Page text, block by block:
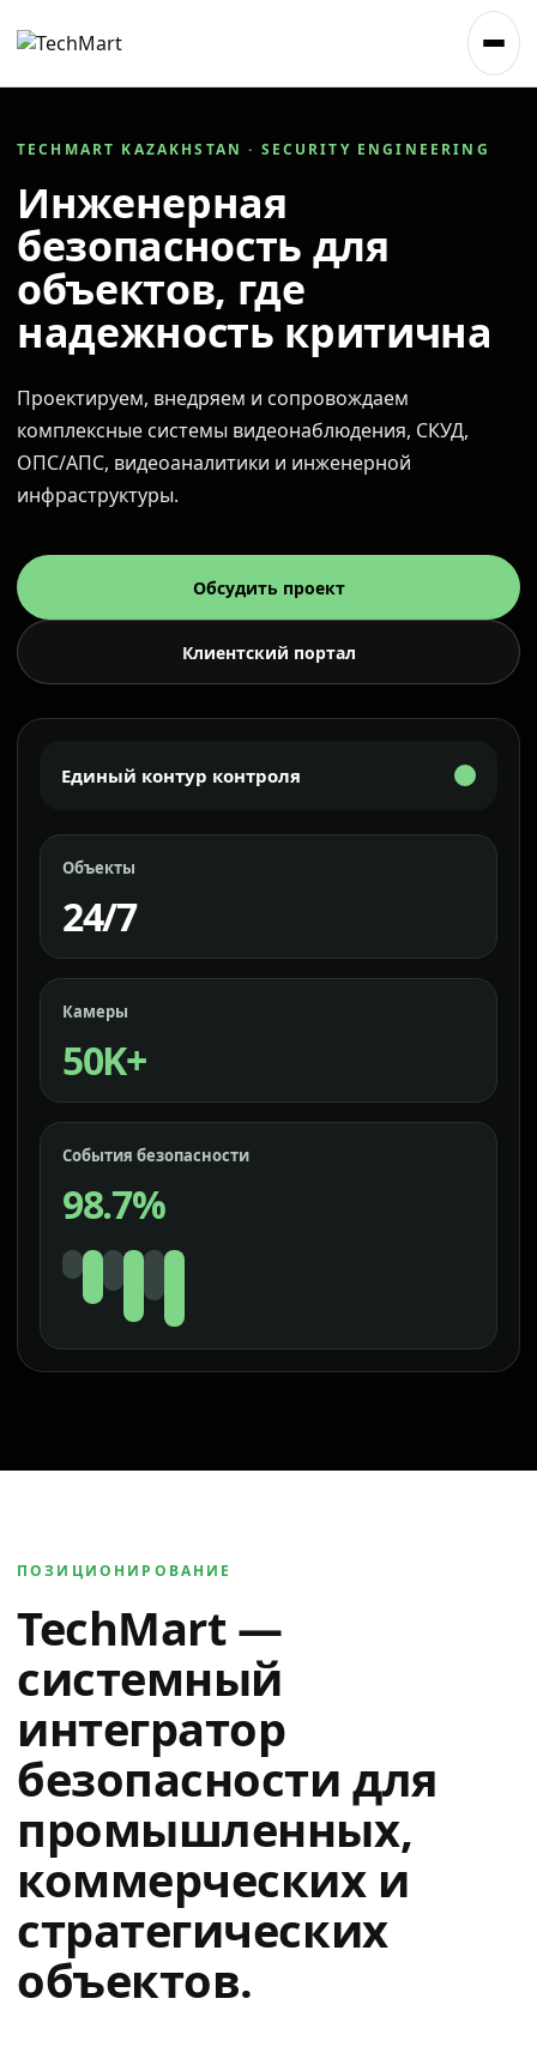
TECHMART KAZAKHSTAN · SECURITY ENGINEERING
Инженерная
безопасность для
объектов, где
надежность критична
Проектируем, внедряем и сопровождаем
комплексные системы видеонаблюдения, СКУД,
ОПС/АПС, видеоаналитики и инженерной
инфраструктуры.
Обсудить проект
Клиентский портал
Единый контур контроля
Объекты
24/7
Камеры
50K+
События безопасности
98.7%
ПОЗИЦИОНИРОВАНИЕ
TechMart —
системный
интегратор
безопасности для
промышленных,
коммерческих и
стратегических
объектов.